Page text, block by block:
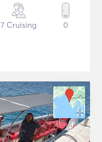
7 Cruising 0